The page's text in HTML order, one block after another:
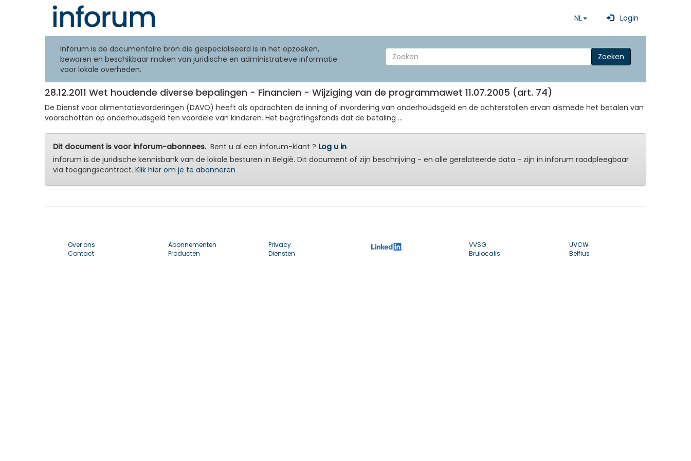
NL Login
Inforum is de documentaire bron die gespecialiseerd is in het opzoeken,
bewaren en beschikbaar maken van juridische en administratieve informatie
voor lokale overheden.
Zoeken
28.12.2011 Wet houdende diverse bepalingen - Financien - Wijziging van de programmawet 11.07.2005 (art. 74)
De Dienst voor alimentatievorderingen (DAVO) heeft als opdrachten de inning of invordering van onderhoudsgeld en de achterstallen ervan alsmede het betalen van
voorschotten op onderhoudsgeld ten voordele van kinderen. Het begrotingsfonds dat de betaling ...
Dit document is voor inforum-abonnees.Bent u al een inforum-klant ? Log u in
inforum is de juridische kennisbank van de lokale besturen in België. Dit document of zijn beschrijving - en alle gerelateerde data - zijn in inforum raadpleegbaar
via toegangscontract. Klik hier om je te abonneren
Over ons
Contact
Abonnementen
Producten
Privacy
Diensten
VVSG
Brulocalis
UVCW
Belfius